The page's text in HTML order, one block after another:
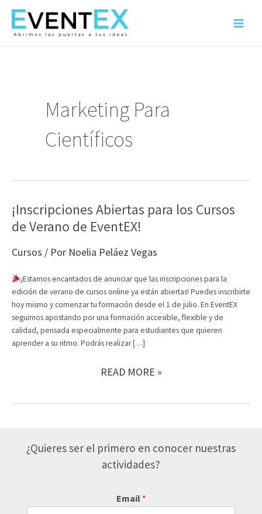
contenido
Main
Marketing Para
Científicos
¡Inscripciones Abiertas para los Cursos
de Verano de EventEX!
Cursos / Por Noelia Peláez Vegas
¡Estamos encantados de anunciar que las inscripciones para la
edición de verano de cursos online ya están abiertas! Puedes inscribirte
hoy mismo y comenzar tu formación desde el 1 de julio. En EventEX
seguimos apostando por una formación accesible, flexible y de
calidad, pensada especialmente para estudiantes que quieren
aprender a su ritmo. Podrás realizar […]
¡INSCRIPCIONES
VERANO
DE
READ MORE »
¿Quieres ser el primero en conocer nuestras
actividades?
Email *